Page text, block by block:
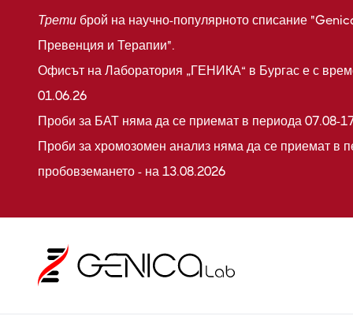
Трети брой на научно-популярното списание
Превенция и Терапии".
Офисът на Лаборатория „ГЕНИКА“ в Бургас е с
01.06.26
Проби за БАТ няма да се приемат в периода 07.08-
Проби за хромозомен анализ няма да се приемат в
пробовземането - на 13.08.2026